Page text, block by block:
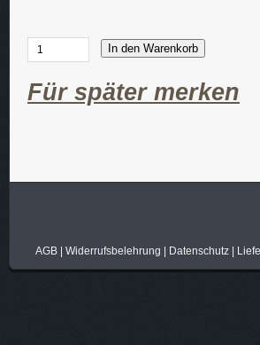
In den Warenkorb
Für später merken
AGB| Widerrufsbelehrung Datenschutz|